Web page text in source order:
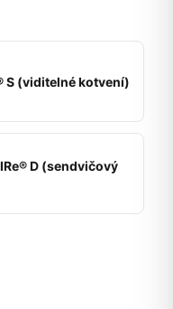
S (viditelné kotvení)
D (sendvičový